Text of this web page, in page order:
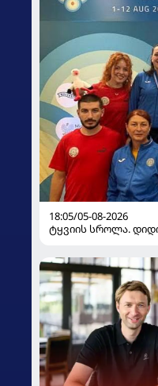
18:05/05-08-2026
ტყვიის სროლა.